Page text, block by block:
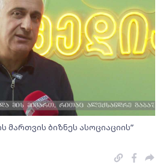
მართვის ბიზნეს ასოციაციის”